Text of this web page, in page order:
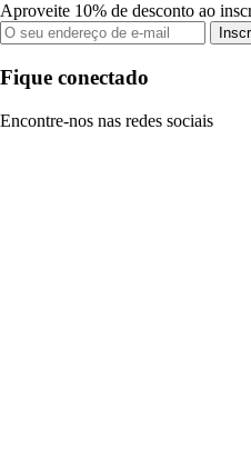
Aproveite 10% de desconto ao
Fique conectado
Encontre-nos nas redes sociais